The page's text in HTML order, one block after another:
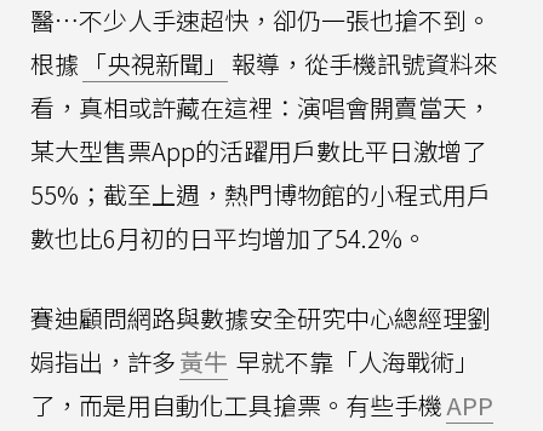
醫⋯不少人手速超快，卻仍一張也搶不到。
根據 「央視新聞」 報導，從手機訊號資料來
看，真相或許藏在這裡：演唱會開賣當天，
某大型售票App的活躍用戶數比平日激增了
55%；截至上週，熱門博物館的小程式用戶
數也比6月初的日平均增加了54.2%。
賽迪顧問網路與數據安全研究中心總經理劉
娟指出，許多黃牛 早就不靠「人海戰術」
了，而是用自動化工具搶票。有些手機APP